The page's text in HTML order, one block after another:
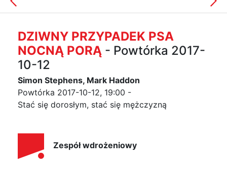
DZIWNY PRZYPADEK PSA
NOCNĄ PORĄ - Powtórka 2017-
10-12
Simon Stephens, Mark Haddon
Powtórka 2017-10-12, 19:00 -
Stać się dorosłym, stać się mężczyzną
Zespół wdrożeniowy